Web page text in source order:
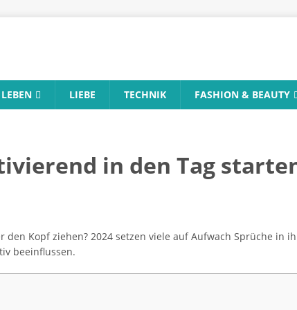
LEBEN LIEBE TECHNIK FASHION & BEAUTY
in den Tag
den Kopf ziehen? 2024 setzen viele auf Aufwach Sprüche in
beeinflussen.